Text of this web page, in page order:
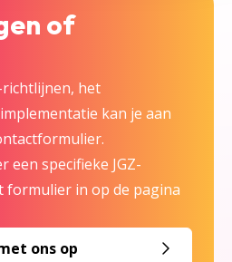
of
richtlijnen, het
kan je aan
een specifieke JGZ-
formulier in op de pagina
ons op